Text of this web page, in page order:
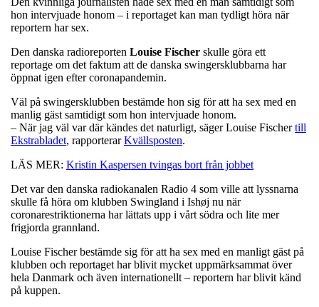
hon intervjuade honom – i reportaget kan man tydligt höra när
reportern har sex.
Den danska radioreporten Louise Fischer skulle göra ett
reportage om det faktum att de danska swingersklubbarna har
öppnat igen efter coronapandemin.
Väl på swingersklubben bestämde hon sig för att ha sex med en
manlig gäst samtidigt som hon intervjuade honom.
– När jag väl var där kändes det naturligt, säger Louise Fischertill
Ekstrabladet, rapporterarKvällsposten.
LÄS MER: Kristin Kaspersen tvingas bort från jobbet
Det var den danska radiokanalen Radio 4 som ville att lyssnarna
skulle få höra om klubben Swingland i Ishøj nu när
coronarestriktionerna har lättats upp i vårt södra och lite mer
frigjorda grannland.
Louise Fischer bestämde sig för att ha sex med en manligt gäst på
klubben och reportaget har blivit mycket uppmärksammat över
hela Danmark och även internationellt – reportern har blivit känd
på kuppen.